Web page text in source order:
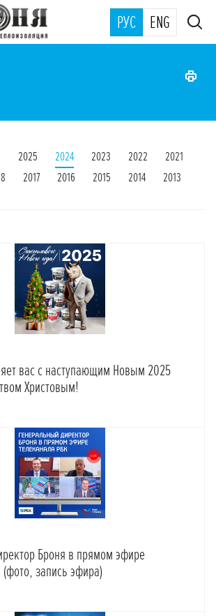
РУС ENG
2025 2024 2023 2022
2021
2017 2016 2015 2014
2013
вас с наступающим Новым 2025
Христовым!
Броня в прямом эфире
запись эфира)